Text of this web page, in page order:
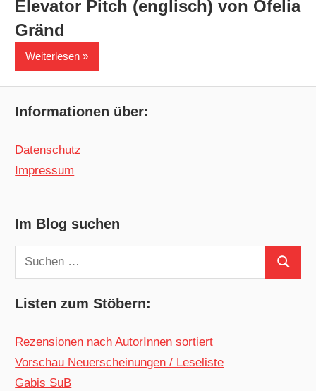
Elevator Pitch (englisch) von Ofelia
Gränd
Weiterlesen
Informationen über:
Datenschutz
Impressum
Im Blog suchen
Suchen
nach:
Suchen
Listen zum Stöbern:
Rezensionen nach AutorInnen sortiert
Vorschau Neuerscheinungen / Leseliste
Gabis SuB